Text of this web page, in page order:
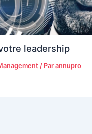
leadership
/ Parannupro